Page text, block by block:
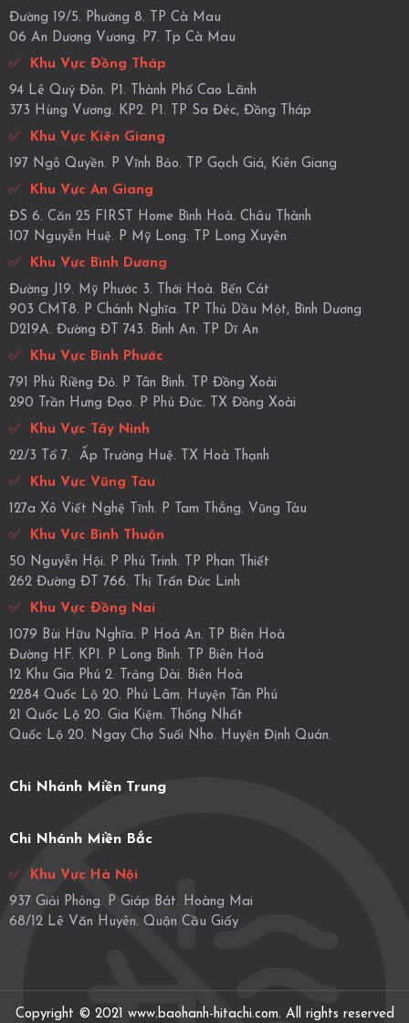
Đường 19/5. Phường 8. TP Cà Mau
06 An Dương Vương. P7. Tp Cà Mau
✅ Khu Vực Đồng Tháp
94 Lê Quý Đôn. P1. Thành Phố Cao Lãnh
373 Hùng Vương. KP2. P1. TP Sa Đéc, Đồng Tháp
✅ Khu Vực Kiên Giang
197 Ngô Quyền. P Vĩnh Bảo. TP Gạch Giá, Kiên Giang
✅ Khu Vực An Giang
ĐS 6. Căn 25 FIRST Home Bình Hoà. Châu Thành
107 Nguyễn Huệ. P Mỹ Long. TP Long Xuyên
✅ Khu Vực Bình Dương
Đường J19. Mỹ Phước 3. Thới Hoà. Bến Cát
903 CMT8. P Chánh Nghĩa. TP Thủ Dầu Một, Bình Dương
D219A. Đường ĐT 743. Bình An. TP Dĩ An
✅ Khu Vực Bình Phước
791 Phú Riềng Đỏ. P Tân Bình. TP Đồng Xoài
290 Trần Hưng Đạo. P Phú Đức. TX Đồng Xoài
✅ Khu Vực Tây Ninh
22/3 Tổ 7. Ấp Trường Huệ. TX Hoà Thạnh
✅ Khu Vực Vũng Tàu
127a Xô Viết Nghệ Tĩnh. P Tam Thắng. Vũng Tàu
✅ Khu Vực Bình Thuận
50 Nguyễn Hội. P Phú Trinh. TP Phan Thiết
262 Đường ĐT 766. Thị Trấn Đức Linh
✅ Khu Vực Đồng Nai
1079 Bùi Hữu Nghĩa. P Hoá An. TP Biên Hoà
Đường HF. KP1. P Long Bình. TP Biên Hoà
12 Khu Gia Phú 2. Trảng Dài. Biên Hoà
2284 Quốc Lộ 20. Phú Lâm. Huyện Tân Phú
21 Quốc Lộ 20. Gia Kiệm. Thống Nhất
Quốc Lộ 20. Ngay Chợ Suối Nho. Huyện Định Quán.
Chi Nhánh Miền Trung
Chi Nhánh Miền Bắc
✅ Khu Vực Hà Nội
937 Giải Phóng. P Giáp Bát. Hoàng Mai
68/12 Lê Văn Huyên. Quận Cầu Giấy
Copyright © 2021 www.baohanh-hitachi.com. All rights reserved